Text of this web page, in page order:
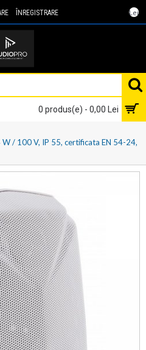
Lei
ÎNREGISTRARE
0 produs(e) - 0,00 Lei
/ 100 V, IP 55, certificata EN 54-24,